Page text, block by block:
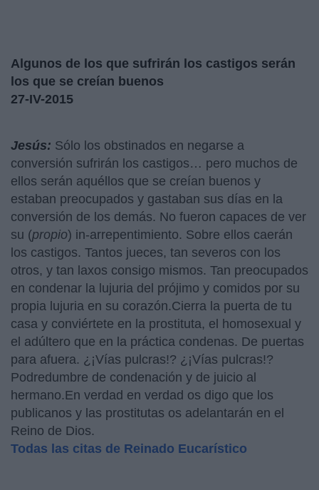
Algunos de los que sufrirán los castigos serán
los que se creían buenos
27-IV-2015
Jesús: Sólo los obstinados en negarse a
conversión sufrirán los castigos… pero muchos de
ellos serán aquéllos que se creían buenos y
estaban preocupados y gastaban sus días en la
conversión de los demás. No fueron capaces de ver
su (propio) in-arrepentimiento. Sobre ellos caerán
los castigos. Tantos jueces, tan severos con los
otros, y tan laxos consigo mismos. Tan preocupados
en condenar la lujuria del prójimo y comidos por su
propia lujuria en su corazón.Cierra la puerta de tu
casa y conviértete en la prostituta, el homosexual y
el adúltero que en la práctica condenas. De puertas
para afuera. ¿¡Vías pulcras!? ¿¡Vías pulcras!?
Podredumbre de condenación y de juicio al
hermano.En verdad en verdad os digo que los
publicanos y las prostitutas os adelantarán en el
Reino de Dios.
Todas las citas de Reinado Eucarístico